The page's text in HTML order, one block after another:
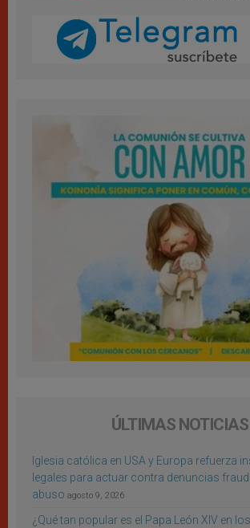
ÚLTIMAS NOTICIAS
Iglesia católica en USA y Europa refuerza
legales para actuar contra denuncias
abuso agosto 9, 2026
¿Qué tan popular es el Papa León XIV en